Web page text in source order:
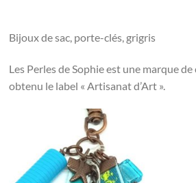
Bijoux de sac, porte-clés, grigris
Les Perles de Sophie est une marque
obtenu le label « Artisanat d’Art ».